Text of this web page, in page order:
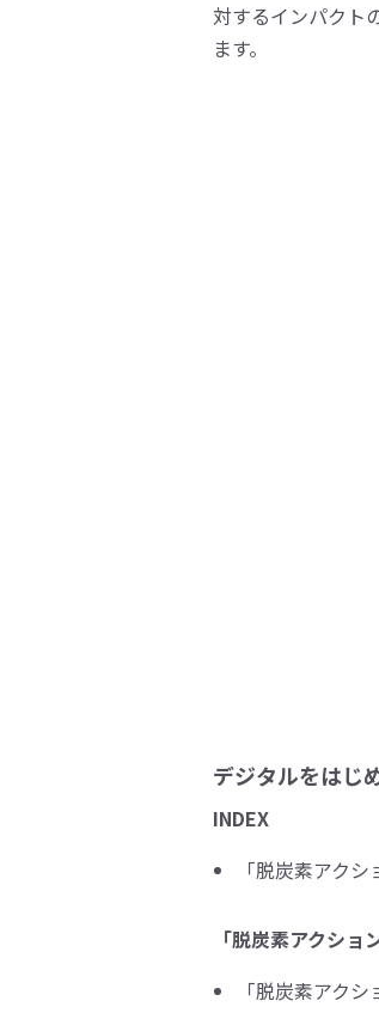
対するインパクト
ます。
デジタルをはじ
INDEX
「脱炭素アク
「脱炭素アクシ
「脱炭素アク